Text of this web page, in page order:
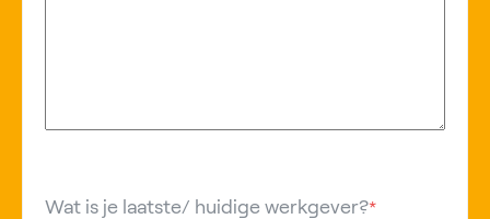
Wat is je laatste/ huidige werkgever?*